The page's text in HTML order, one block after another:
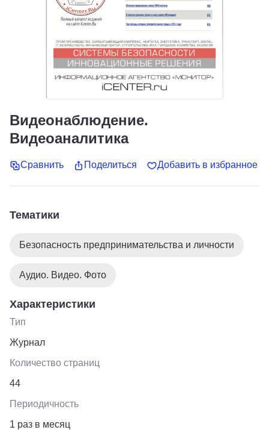
Видеонаблюдение.
Видеоаналитика
Сравнить Поделиться Добавить в избранное
Тематики
Безопасность предпринимательства и личности
Аудио. Видео. Фото
Характеристики
Тип
Журнал
Количество страниц
44
Периодичность
1 раз в месяц